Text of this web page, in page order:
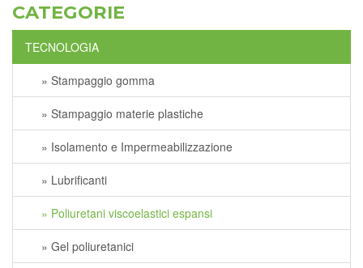
CATEGORIE
TECNOLOGIA
» Stampaggio gomma
» Stampaggio materie plastiche
» Isolamento e Impermeabilizzazione
» Lubrificanti
» Poliuretani viscoelastici espansi
» Gel poliuretanici